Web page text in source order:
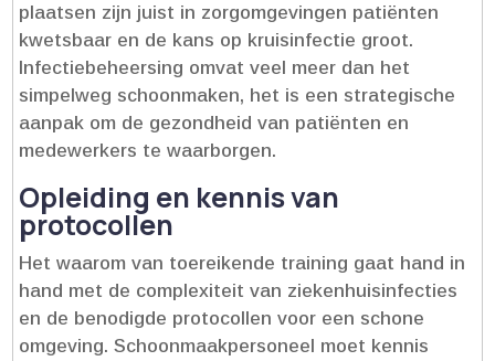
plaatsen zijn juist in zorgomgevingen patiënten
kwetsbaar en de kans op kruisinfectie groot.​
Infectiebeheersing omvat veel meer dan het
simpelweg schoonmaken, het is een strategische
aanpak om de gezondheid van patiënten en
medewerkers te waarborgen.​
Opleiding en kennis van
protocollen
Het waarom van toereikende training gaat hand in
hand met de complexiteit van ziekenhuisinfecties
en de benodigde protocollen voor een schone
omgeving.​ Schoonmaakpersoneel moet kennis